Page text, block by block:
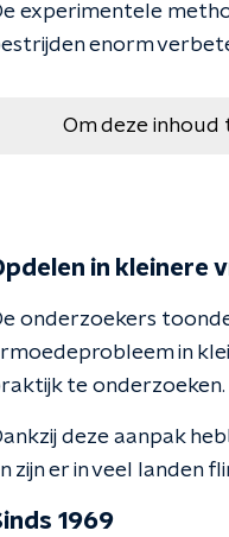
experimentele
enorm
Om deze
in kleinere
onderzoekers
in
te onderzoeken.
deze aanpak
zijn er in veel landen
1969